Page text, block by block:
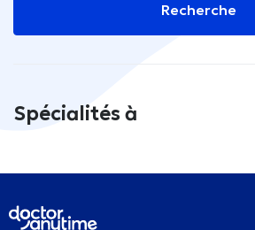
Recherche
Spécialités à